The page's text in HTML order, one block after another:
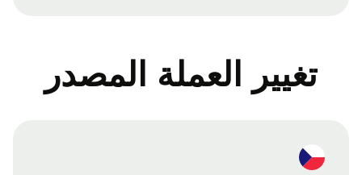
تغيير العملة المصدر